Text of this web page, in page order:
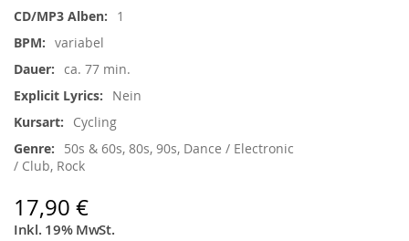
1
variabel
ca. 77 min.
Nein
Cycling
50s & 60s, 80s, 90s, Dance / Electronic
/ Club, Rock
17,90 €
Inkl. 19% MwSt.